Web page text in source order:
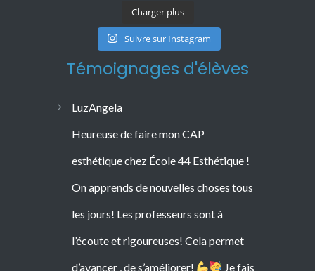
Charger plus
Suivre sur Instagram
Témoignages d'élèves
LuzAngela
Heureuse de faire mon CAP
esthétique chez École 44 Esthétique !
On apprends de nouvelles choses tous
les jours! Les professeurs sont à
l’écoute et rigoureuses! Cela permet
d’avancer , de s’améliorer!
Je fais